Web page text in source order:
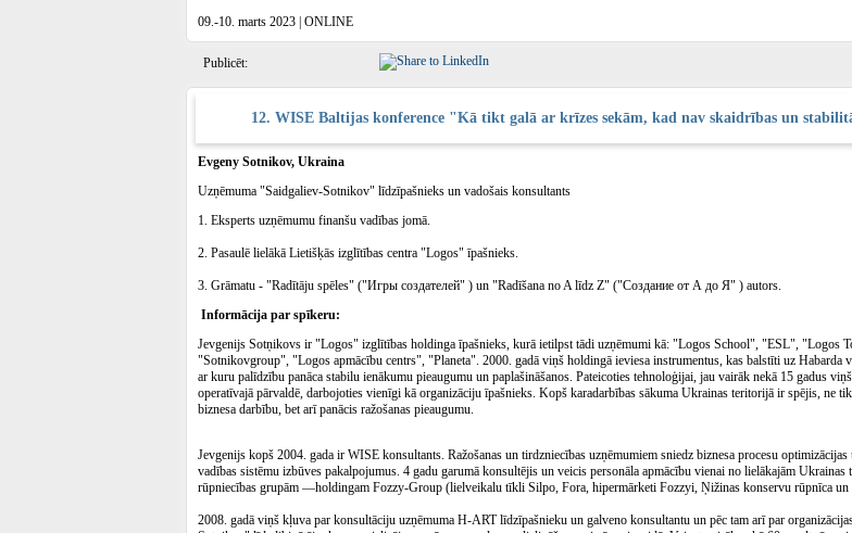
09.-10. marts 2023 | ONLINE
Publicēt:
12. WISE Baltijas konference "Kā tikt galā ar krīzes sekām, kad nav skaidrības un
Evgeny Sotnikov, Ukraina
Uzņēmuma "Saidgaliev-Sotnikov" līdzīpašnieks un vadošais konsultants
1. Eksperts uzņēmumu finanšu vadības jomā.
2. Pasaulē lielākā Lietišķās izglītības centra "Logos" īpašnieks.
3. Grāmatu - "Radītāju spēles" ("Игры создателей" ) un "Radīšana no A līdz Z" ("Создание от А до Я" ) autors.
Informācija par spīkeru:
Jevgenijs Sotņikovs ir "Logos" izglītības holdinga īpašnieks, kurā ietilpst tādi uzņēmumi kā: "Logos School", "ESL", "Logos
"Sotnikovgroup", "Logos apmācību centrs", "Planeta". 2000. gadā viņš holdingā ieviesa instrumentus, kas balstīti uz Habarda
ar kuru palīdzību panāca stabilu ienākumu pieaugumu un paplašināšanos. Pateicoties tehnoloģijai, jau vairāk nekā 15 gadus
operatīvajā pārvaldē, darbojoties vienīgi kā organizāciju īpašnieks. Kopš karadarbības sākuma Ukrainas teritorijā ir spējis, ne
biznesa darbību, bet arī panācis ražošanas pieaugumu.
Jevgenijs kopš 2004. gada ir WISE konsultants. Ražošanas un tirdzniecības uzņēmumiem sniedz biznesa procesu
vadības sistēmu izbūves pakalpojumus. 4 gadu garumā konsultējis un veicis personāla apmācību vienai no lielākajām Ukrainas
rūpniecības grupām —holdingam Fozzy-Group (lielveikalu tīkli Silpo, Fora, hipermārketi Fozzyi, Ņižinas konservu rūpnīca un
2008. gadā viņš kļuva par konsultāciju uzņēmuma H-ART līdzīpašnieku un galveno konsultantu un pēc tam arī par